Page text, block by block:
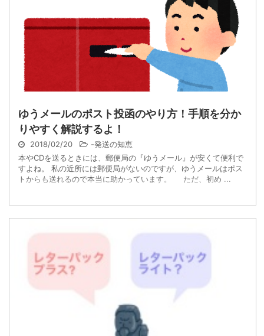
ゆうメールのポスト投函のやり方！手順を分か
りやすく解説するよ！
2018/02/20 -発送の知恵
本やCDを送るときには、郵便局の『ゆうメール』が安くて便利で
すよね。 私の近所には郵便局がないのですが、ゆうメールはポス
トからも送れるので本当に助かっています。 ただ、初め ...